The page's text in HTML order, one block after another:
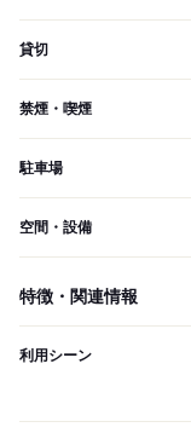
貸切
禁煙・喫煙
駐車場
空間・設備
特徴・関連情報
利用シーン